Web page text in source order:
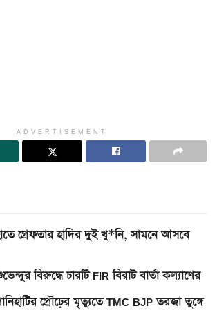
ADVERTISEMENT
গ্রেফতার হাদির দুই খু*নি, সামনে আসবে
বিরুদ্ধে চারটি FIR বিরাট বার্তা কল্যাণের
প্রৌঢ়ের মৃত্যুতে TMC BJP তরজা তুঙ্গে